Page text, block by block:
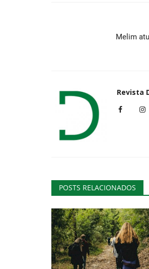
Melim
Revista
POSTS RELACIONADOS
Desporto
Mário Patrão
Rally Raid
Revista Descla Dez 9,